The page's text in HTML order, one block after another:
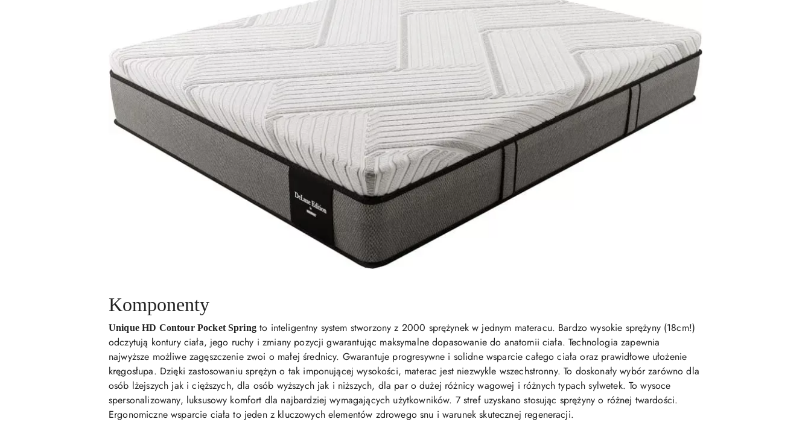
Komponenty
Unique HD Contour Pocket Springto inteligentny system stworzony z 2000 sprężynek w jednym materacu. Bardzo wysokie sprężyny (18cm!)
odczytują kontury ciała, jego ruchy i zmiany pozycji gwarantując maksymalne dopasowanie do anatomii ciała. Technologia zapewnia
najwyższe możliwe zagęszczenie zwoi o małej średnicy. Gwarantuje progresywne i solidne wsparcie całego ciała oraz prawidłowe ułożenie
kręgosłupa. Dzięki zastosowaniu sprężyn o tak imponującej wysokości, materac jest niezwykle wszechstronny. To doskonały wybór zarówno dla
osób lżejszych jak i cięższych, dla osób wyższych jak i niższych, dla par o dużej różnicy wagowej i różnych typach sylwetek. To wysoce
spersonalizowany, luksusowy komfort dla najbardziej wymagających użytkowników. 7 stref uzyskano stosując sprężyny o różnej twardości.
Ergonomiczne wsparcie ciała to jeden z kluczowych elementów zdrowego snu i warunek skutecznej regeneracji.